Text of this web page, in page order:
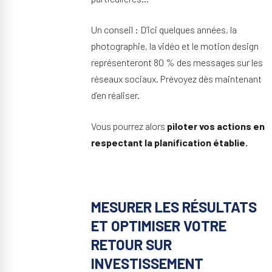
Un conseil : D’ici quelques années, la
photographie, la vidéo et le motion design
représenteront 80 % des messages sur les
réseaux sociaux. Prévoyez dès maintenant
d’en réaliser.
Vous pourrez alors piloter vos actions en
respectant la planification établie.
MESURER LES RÉSULTATS
ET OPTIMISER VOTRE
RETOUR SUR
INVESTISSEMENT